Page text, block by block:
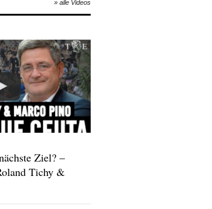
» alle Videos
Ziel? –
Tichy &